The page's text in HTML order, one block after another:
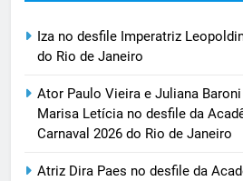
Iza no desfile Imperatriz
do Rio de Janeiro
Ator Paulo Vieira e Juliana
Marisa Letícia no desfile da
Carnaval 2026 do Rio de Janeiro
Atriz Dira Paes no desfile da